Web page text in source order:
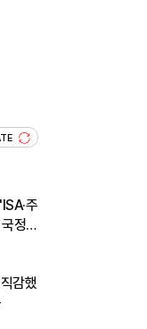
주
정"
감했